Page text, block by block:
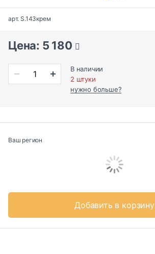
арт. S.143крем
Цена: 5 180
В наличии
2 штуки
нужно больше?
Ваш регион
Добавить в корзину